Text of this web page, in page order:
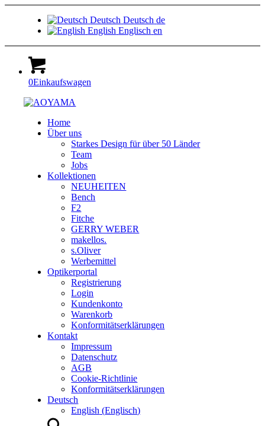
Deutsch Deutsch de
English Englisch en
0Einkaufswagen
Home
Über uns
Starkes Design für über 50 Länder
Team
Jobs
Kollektionen
NEUHEITEN
Bench
F2
Fitche
GERRY WEBER
makellos.
s.Oliver
Werbemittel
Optikerportal
Registrierung
Login
Kundenkonto
Warenkorb
Konformitätserklärungen
Kontakt
Impressum
Datenschutz
AGB
Cookie-Richtlinie
Konformitätserklärungen
Deutsch
English (Englisch)